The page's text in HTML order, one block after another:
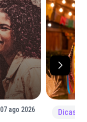
07 ago 2026